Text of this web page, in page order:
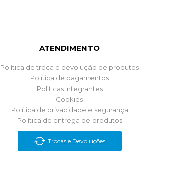
ATENDIMENTO
Política de troca e devolução de produtos
Política de pagamentos
Políticas integrantes
Cookies
Política de privacidade e segurança
Política de entrega de produtos
Trocas e Devoluções